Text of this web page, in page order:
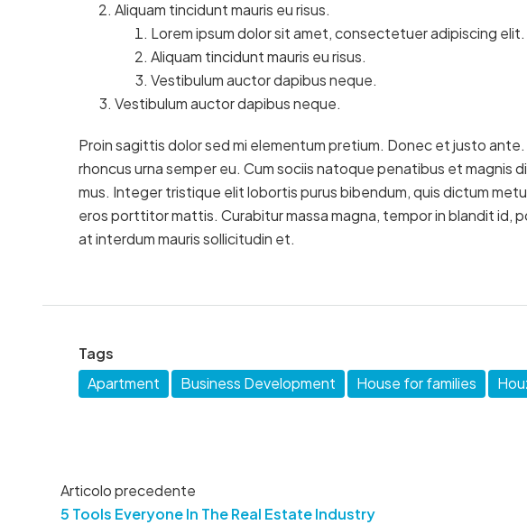
Aliquam tincidunt mauris eu risus.
Lorem ipsum dolor sit amet, consectetuer adipiscing elit.
Aliquam tincidunt mauris eu risus.
Vestibulum auctor dapibus neque.
Vestibulum auctor dapibus neque.
Proin sagittis dolor sed mi elementum pretium. Donec et justo
rhoncus urna semper eu. Cum sociis natoque penatibus et magnis
mus. Integer tristique elit lobortis purus bibendum, quis dictum
eros porttitor mattis. Curabitur massa magna, tempor in blandit id,
at interdum mauris sollicitudin et.
Tags
Apartment
Business Development House for families
Articolo precedente
5 Tools Everyone In The Real Estate Industry